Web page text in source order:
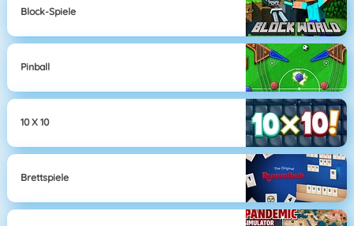
Block-Spiele
Pinball
10 X 10
Brettspiele